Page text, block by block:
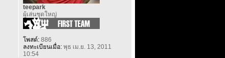
teepark
ผู้เล่นชุดใหญ่
โพสต์:886
ลงทะเบียนเมื่อ:พุธ เม.ย. 13, 2011
10:54